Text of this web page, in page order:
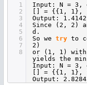
1
2
3
4
5
6
7
8
Input: N = 3,
[] = {{1, 1},
Output:
Since (2, 2)
d.
So we try to
2)
or (1, 1)
yields the
Input: N = 3,
[] = {{1, 1},
Output: